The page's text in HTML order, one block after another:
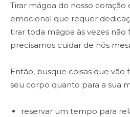
Tirar mágoa do nosso coração
emocional que requer
tirar toda mágoa às vezes
precisamos cuidar de nós
Então, busque coisas que
seu corpo quanto para a sua
reservar um tempo para